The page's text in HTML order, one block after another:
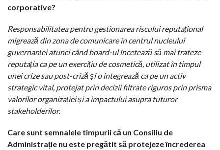
corporative?
Responsabilitatea pentru gestionarea riscului reputațional
migrează din zona de comunicare în centrul nucleului
guvernanței atunci când board-ul încetează să mai trateze
reputația ca pe un exercițiu de cosmetică, utilizat în timpul
unei crize sau post-criză și o integrează ca pe un activ
strategic vital, protejat prin decizii filtrate riguros prin prisma
valorilor organizației și a impactului asupra tuturor
stakeholderilor.
Care sunt semnalele timpurii că un Consiliu de
Administrație nu este pregătit să protejeze încrederea